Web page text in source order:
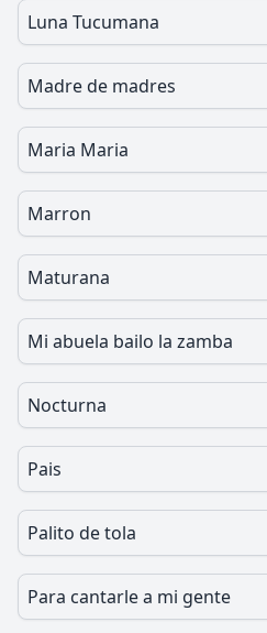
Luna Tucumana
Madre de madres
Maria Maria
Marron
Maturana
Mi abuela bailo la zamba
Nocturna
Pais
Palito de tola
Para cantarle a mi gente